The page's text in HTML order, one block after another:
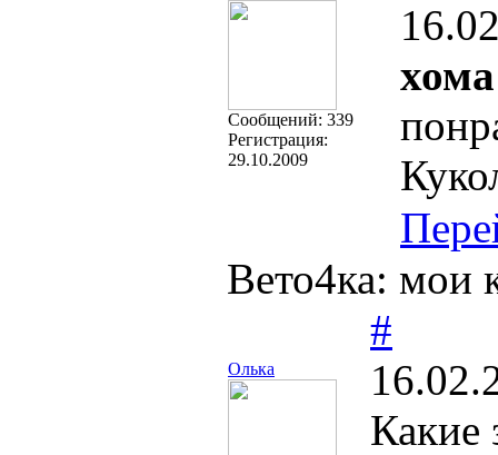
Cообщений: 339
Регистрация:
29.10.2009
хома
Вето4ка: мои
Олька
#
Какие